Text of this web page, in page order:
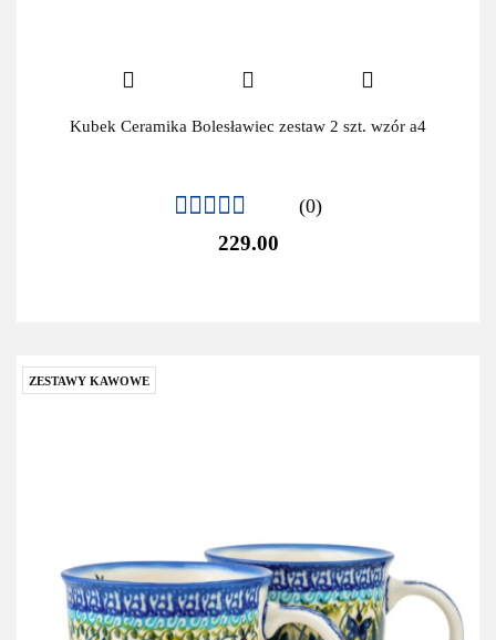
Kubek Ceramika Bolesławiec zestaw 2 szt. wzór a4
(0)
229.00
ZESTAWY KAWOWE